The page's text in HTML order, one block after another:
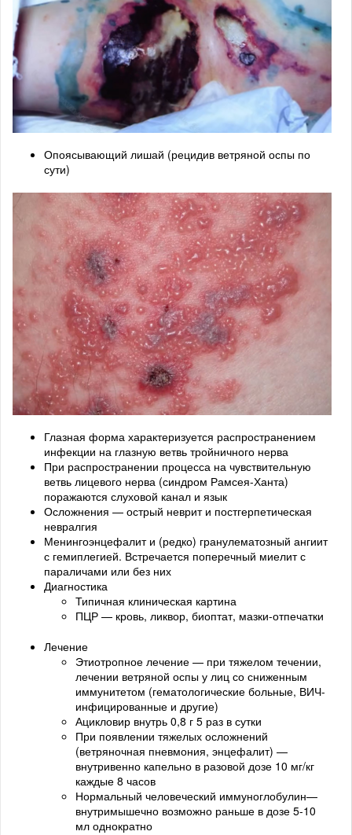
Опоясывающий лишай (рецидив ветряной оспы по
сути)
Глазная форма характеризуется распространением
инфекции на глазную ветвь тройничного нерва
При распространении процесса на чувствительную
ветвь лицевого нерва (синдром Рамсея-Ханта)
поражаются слуховой канал и язык
Осложнения — острый неврит и постгерпетическая
невралгия
Менингоэнцефалит и (редко) гранулематозный ангиит
с гемиплегией. Встречается поперечный миелит с
параличами или без них
Диагностика
Типичная клиническая картина
ПЦР — кровь, ликвор, биоптат, мазки-отпечатки
Лечение
Этиотропное лечение — при тяжелом течении,
лечении ветряной оспы у лиц со сниженным
иммунитетом (гематологические больные, ВИЧ-
инфицированные и другие)
Ацикловир внутрь 0,8 г 5 раз в сутки
При появлении тяжелых осложнений
(ветряночная пневмония, энцефалит) —
внутривенно капельно в разовой дозе 10 мг/кг
каждые 8 часов
Нормальный человеческий иммуноглобулин—
внутримышечно возможно раньше в дозе 5-10
мл однократно